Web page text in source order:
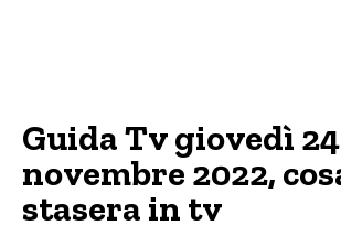
Guida Tv giovedì 24
novembre 2022,
stasera in tv